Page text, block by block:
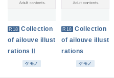
R18 Collection
of ailouve illust
rationsⅡ
ケモノ
R18 Collection
of ailouve illust
rations
ケモノ